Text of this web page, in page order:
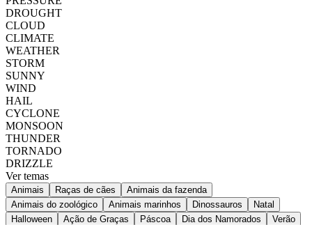
DROUGHT
CLOUD
CLIMATE
WEATHER
STORM
SUNNY
WIND
HAIL
CYCLONE
MONSOON
THUNDER
TORNADO
DRIZZLE
Ver temas
Animais Raças de cães
Animais da fazenda
Animais do zoológico
Animais marinhos Dinossauros
Natal
Halloween
Ação de Graças Páscoa Dia dos Namorados
Verão